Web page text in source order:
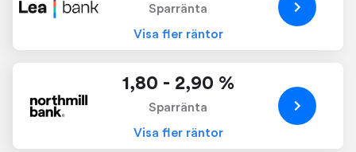
Sparränta
Visa fler räntor
1,80 - 2,90 %
Sparränta
Visa fler räntor